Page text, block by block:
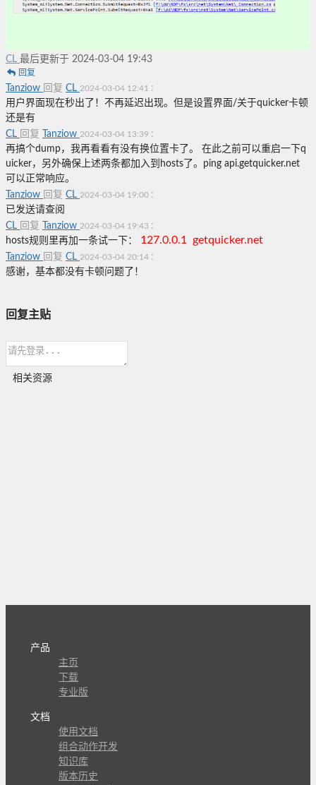
CL 最后更新于 2024-03-04 19:43
回复
Tanziow 回复 CL 2024-03-04 12:41 :
用户界面现在秒出了！不再延迟出现。但是设置界面/关于quicker卡顿
还是有
CL 回复 Tanziow 2024-03-04 13:39 :
再搞个dump，我再看看有没有换位置卡了。 在此之前可以重启一下q
uicker，另外确保上述两条都加入到hosts了。ping api.getquicker.net
可以正常响应。
Tanziow 回复 CL 2024-03-04 19:00 :
已发送请查阅
CL 回复 Tanziow 2024-03-04 19:43 :
hosts规则里再加一条试一下： 127.0.0.1 getquicker.net
Tanziow 回复 CL 2024-03-04 20:14 :
感谢，基本都没有卡顿问题了！
回复主贴
相关资源
产品
主页
下载
专业版
文档
使用文档
组合动作开发
知识库
版本历史